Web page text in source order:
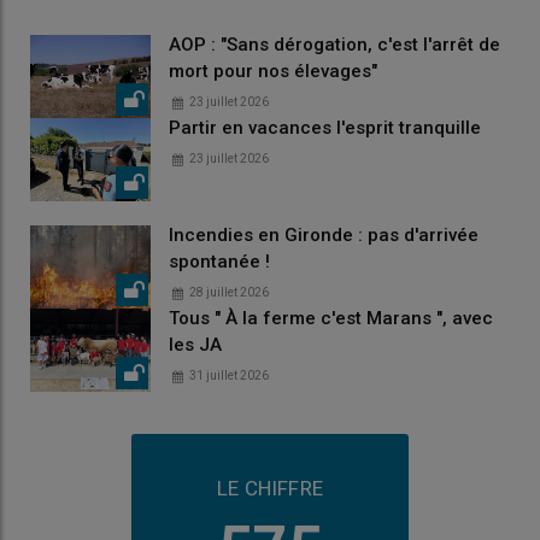
AOP : "Sans dérogation, c'est l'arrêt de
mort pour nos élevages"
23 juillet 2026
Partir en vacances l'esprit tranquille
23 juillet 2026
Incendies en Gironde : pas d'arrivée
spontanée !
28 juillet 2026
Tous " À la ferme c'est Marans ", avec
les JA
31 juillet 2026
LE CHIFFRE